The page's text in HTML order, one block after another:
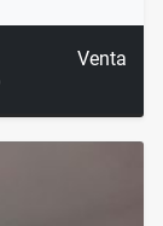
Venta